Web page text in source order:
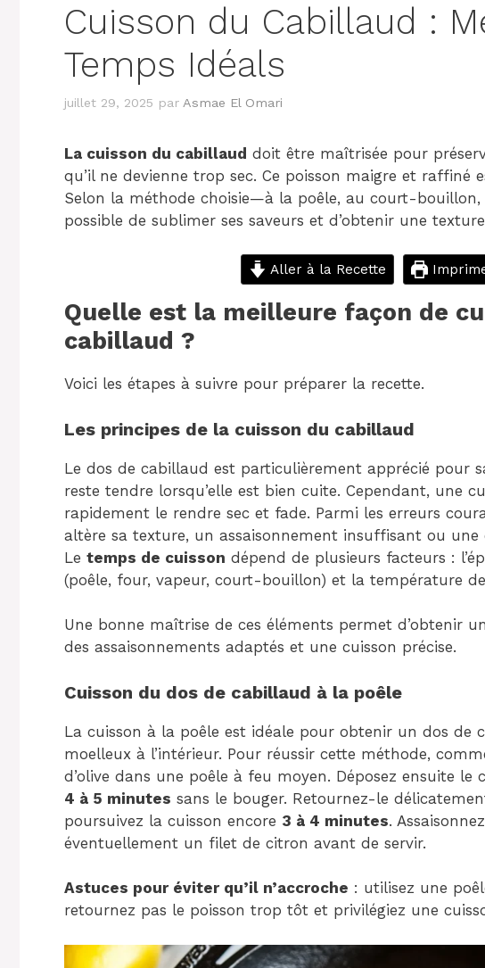
Cuisson du Cabillaud :
Temps Idéals
juillet 29, 2025 par Asmae El Omari
La cuisson du cabillaud doit être maîtrisée pour
qu’il ne devienne trop sec. Ce poisson maigre et raffiné
Selon la méthode choisie—à la poêle, au court-
possible de sublimer ses saveurs et d’obtenir une
Aller à la Recette
Quelle est la meilleure façon de
cabillaud ?
Voici les étapes à suivre pour préparer la recette.
Les principes de la cuisson du cabillaud
Le dos de cabillaud est particulièrement apprécié pour
reste tendre lorsqu’elle est bien cuite. Cependant, une
rapidement le rendre sec et fade. Parmi les erreurs
altère sa texture, un assaisonnement insuffisant ou
Le temps de cuisson dépend de plusieurs facteurs :
(poêle, four, vapeur, court-bouillon) et la température
Une bonne maîtrise de ces éléments permet d’obtenir
des assaisonnements adaptés et une cuisson précise.
Cuisson du dos de cabillaud à la poêle
La cuisson à la poêle est idéale pour obtenir un dos de
moelleux à l’intérieur. Pour réussir cette méthode,
d’olive dans une poêle à feu moyen. Déposez ensuite le
4 à 5 minutes sans le bouger. Retournez-le
poursuivez la cuisson encore 3 à 4 minutes.
éventuellement un filet de citron avant de servir.
Astuces pour éviter qu’il n’accroche : utilisez une
retournez pas le poisson trop tôt et privilégiez une